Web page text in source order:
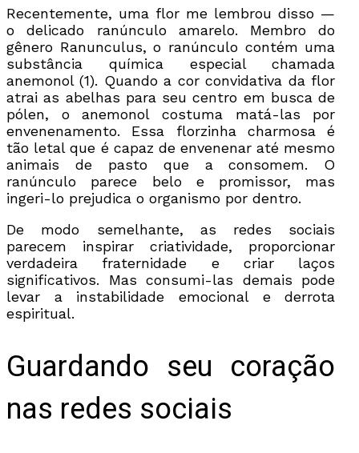
Recentemente, uma flor me lembrou disso —
o delicado ranúnculo amarelo. Membro do
gênero Ranunculus, o ranúnculo contém uma
substância química especial chamada
anemonol (1). Quando a cor convidativa da flor
atrai as abelhas para seu centro em busca de
pólen, o anemonol costuma matá-las por
envenenamento. Essa florzinha charmosa é
tão letal que é capaz de envenenar até mesmo
animais de pasto que a consomem. O
ranúnculo parece belo e promissor, mas
ingeri-lo prejudica o organismo por dentro.
De modo semelhante, as redes sociais
parecem inspirar criatividade, proporcionar
verdadeira fraternidade e criar laços
significativos. Mas consumi-las demais pode
levar a instabilidade emocional e derrota
espiritual.
Guardando seu coração
nas redes sociais